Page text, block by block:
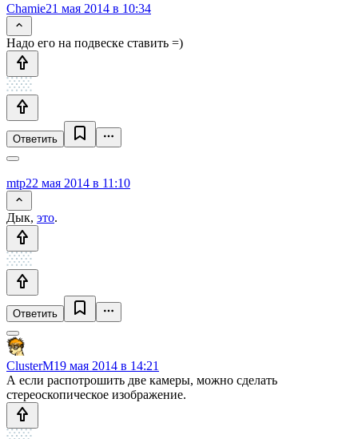
Chamie21 мая 2014 в 10:34
Надо его на подвеске ставить =)
Ответить
mtp22 мая 2014 в 11:10
Дык, это.
Ответить
ClusterM19 мая 2014 в 14:21
А если распотрошить две камеры, можно сделать
стереоскопическое изображение.